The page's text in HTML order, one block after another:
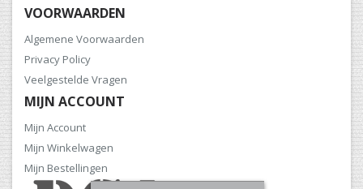
VOORWAARDEN
Algemene Voorwaarden
Privacy Policy
Veelgestelde Vragen
MIJN ACCOUNT
Mijn Account
Mijn Winkelwagen
Mijn Bestellingen